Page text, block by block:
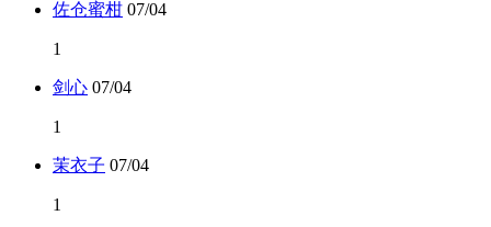
佐仓蜜柑 07/04
1
剑心 07/04
1
茉衣子 07/04
1